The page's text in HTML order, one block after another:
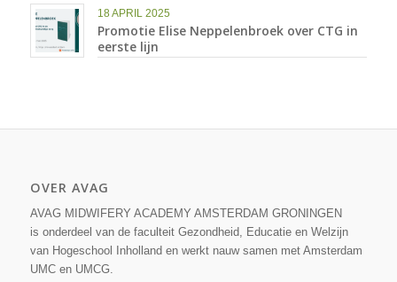
18 APRIL 2025
Promotie Elise Neppelenbroek over CTG in
eerste lijn
OVER AVAG
AVAG MIDWIFERY ACADEMY AMSTERDAM GRONINGEN
is onderdeel van de faculteit Gezondheid, Educatie en Welzijn
van Hogeschool Inholland en werkt nauw samen met Amsterdam
UMC en UMCG.